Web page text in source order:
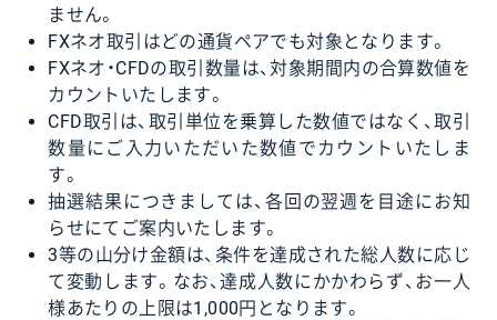
ません。
FXネオ取引はどの通貨ペアでも対象となります。
FXネオ・CFDの取引数量は、対象期間内の合算数値を
カウントいたします。
CFD取引は、取引単位を乗算した数値ではなく、取引
数量にご入力いただいた数値でカウントいたしま
す。
抽選結果につきましては、各回の翌週を目途にお知
らせにてご案内いたします。
3等の山分け金額は、条件を達成された総人数に応じ
て変動します。なお、達成人数にかかわらず、お一人
様あたりの上限は1,000円となります。